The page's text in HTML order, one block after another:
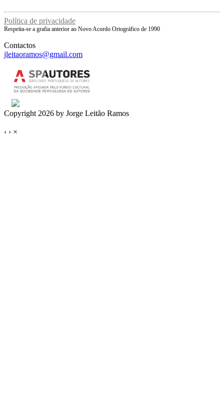
Política de privacidade
Respeita-se a grafia anterior ao Novo Acordo Ortográfico de 1990
Contactos
jleitaoramos@gmail.com
Copyright 2026 by Jorge Leitão Ramos
‹ › ×